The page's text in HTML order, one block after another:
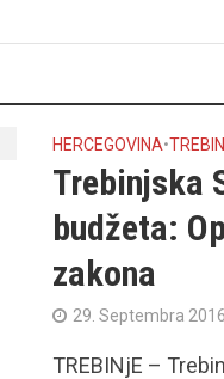
HERCEGOVINA•
Trebinjska
budžeta:
zakona
29. Septembra 2016.
TREBINjE –